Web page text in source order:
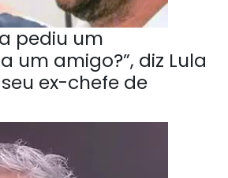
pediu um
um amigo?”, diz Lula
ex-chefe de